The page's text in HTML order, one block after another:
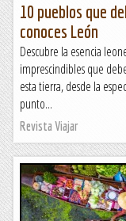
10 pueblos que
conoces León
Descubre la esencia
imprescindibles que
esta tierra, desde la
punto...
Revista Viajar